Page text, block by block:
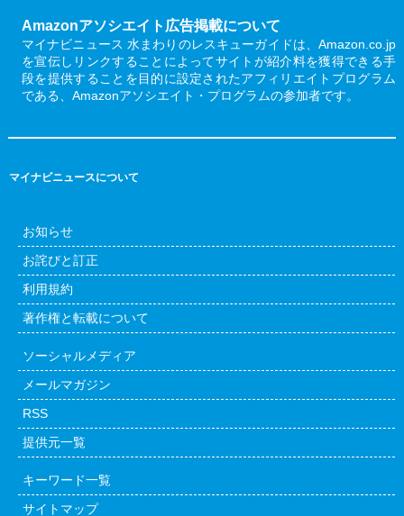
Amazonアソシエイト広告掲載について
マイナビニュース 水まわりのレスキューガイドは、Amazon.co.jp
を宣伝しリンクすることによってサイトが紹介料を獲得できる手
段を提供することを目的に設定されたアフィリエイトプログラム
である、Amazonアソシエイト・プログラムの参加者です。
マイナビニュースについて
お知らせ
お詫びと訂正
利用規約
著作権と転載について
ソーシャルメディア
メールマガジン
RSS
提供元一覧
キーワード一覧
サイトマップ